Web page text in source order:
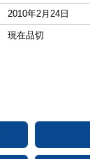
2010年2月24日
現在品切